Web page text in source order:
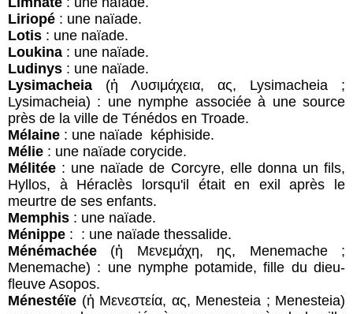
Liriopé : une naïade.
Lotis : une naïade.
Loukina : une naïade.
Ludinys : une naïade.
Lysimacheia (ἡ Λυσιμάχεια, ας, Lysimacheia ;
Lysimacheia) : une nymphe associée à une source
près de la ville de Ténédos en Troade.
Mélaine : une naïade képhiside.
Mélie : une naïade corycide.
Mélitée : une naïade de Corcyre, elle donna un fils,
Hyllos, à Héraclès lorsqu'il était en exil après le
meurtre de ses enfants.
Memphis : une naïade.
Ménippe : : une naïade thessalide.
Ménémachée (ἡ Μενεμάχη, ης, Menemache ;
Menemache) : une nymphe potamide, fille du dieu-
fleuve Asopos.
Ménestéïe (ἡ Μενεστεία, ας, Menesteia ; Menesteia)